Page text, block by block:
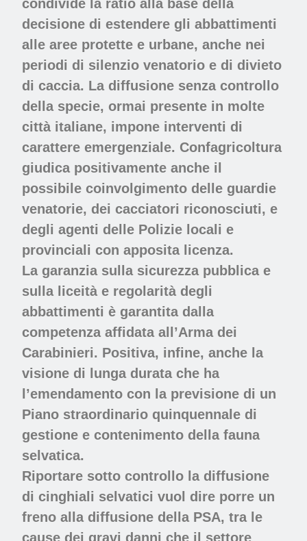
condivide la ratio alla base della
decisione di estendere gli abbattimenti
alle aree protette e urbane, anche nei
periodi di silenzio venatorio e di divieto
di caccia. La diffusione senza controllo
della specie, ormai presente in molte
città italiane, impone interventi di
carattere emergenziale. Confagricoltura
giudica positivamente anche il
possibile coinvolgimento delle guardie
venatorie, dei cacciatori riconosciuti, e
degli agenti delle Polizie locali e
provinciali con apposita licenza.
La garanzia sulla sicurezza pubblica e
sulla liceità e regolarità degli
abbattimenti è garantita dalla
competenza affidata all’Arma dei
Carabinieri. Positiva, infine, anche la
visione di lunga durata che ha
l’emendamento con la previsione di un
Piano straordinario quinquennale di
gestione e contenimento della fauna
selvatica.
Riportare sotto controllo la diffusione
di cinghiali selvatici vuol dire porre un
freno alla diffusione della PSA, tra le
cause dei gravi danni che il settore